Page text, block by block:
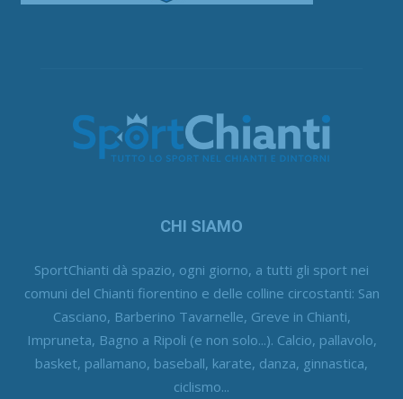
CHI SIAMO
SportChianti dà spazio, ogni giorno, a tutti gli sport nei
comuni del Chianti fiorentino e delle colline circostanti: San
Casciano, Barberino Tavarnelle, Greve in Chianti,
Impruneta, Bagno a Ripoli (e non solo...). Calcio, pallavolo,
basket, pallamano, baseball, karate, danza, ginnastica,
ciclismo...